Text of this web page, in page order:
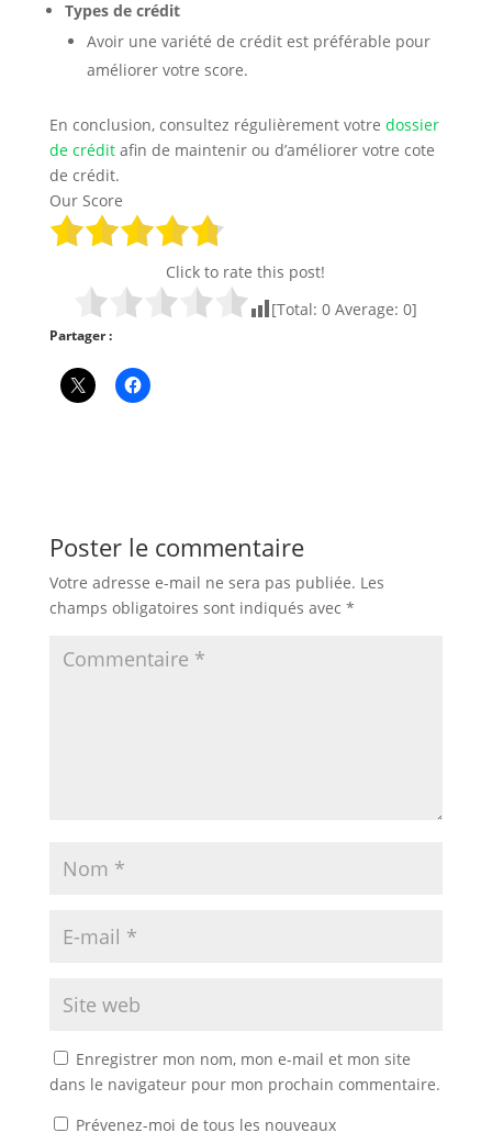
Types de crédit
Avoir une variété de crédit est préférable pour
améliorer votre score.
En conclusion, consultez régulièrement votre dossier
de créditafin de maintenir ou d’améliorer votre cote
de crédit.
Our Score
Click to rate this post!
[Total:0 Average:0]
Partager :
Poster le commentaire
Votre adresse e-mail ne sera pas publiée. Les
champs obligatoires sont indiqués avec *
Enregistrer mon nom, mon e-mail et mon site
dans le navigateur pour mon prochain commentaire.
Prévenez-moi de tous les nouveaux